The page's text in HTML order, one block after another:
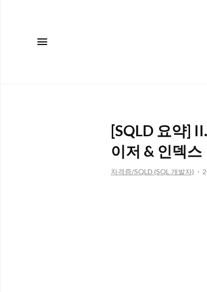
[SQLD 요약]
이저 & 인덱스
자격증/SQLD (SQL 개발자)